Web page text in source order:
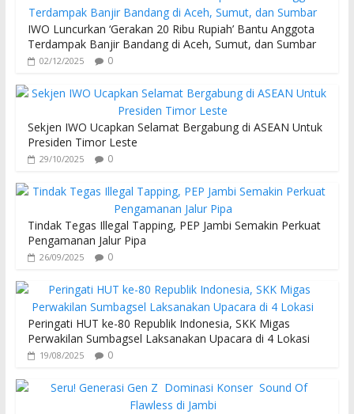
IWO Luncurkan ‘Gerakan 20 Ribu Rupiah’ Bantu Anggota
Terdampak Banjir Bandang di Aceh, Sumut, dan Sumbar
02/12/2025 0
Sekjen IWO Ucapkan Selamat Bergabung di ASEAN Untuk
Presiden Timor Leste
29/10/2025 0
Tindak Tegas Illegal Tapping, PEP Jambi Semakin Perkuat
Pengamanan Jalur Pipa
26/09/2025 0
Peringati HUT ke-80 Republik Indonesia, SKK Migas
Perwakilan Sumbagsel Laksanakan Upacara di 4 Lokasi
19/08/2025 0